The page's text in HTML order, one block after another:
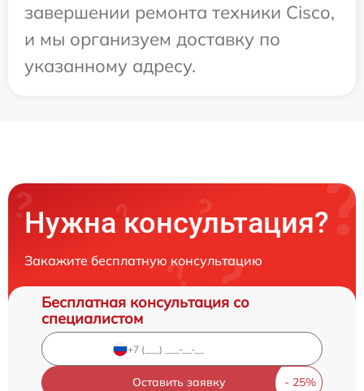
завершении ремонта техники Cisco,
и мы организуем доставку по
указанному адресу.
Нужна консультация?
Закажите бесплатную консультацию
Бесплатная консультация со
специалистом
Оставить заявку